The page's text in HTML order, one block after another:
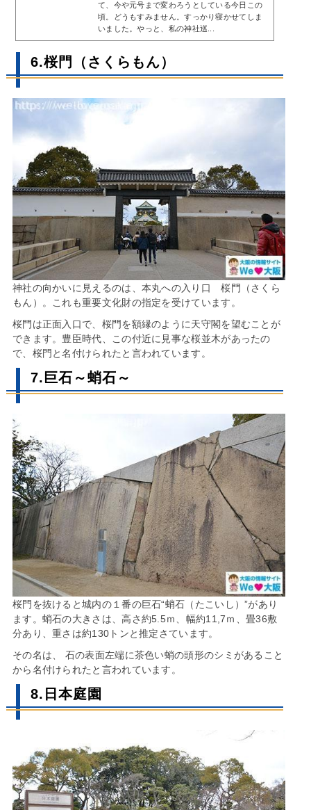
て、今や元号まで変わろうとしている今日この
頃。どうもすみません。すっかり寝かせてしま
いました。やっと、私の神社巡...
6.桜門（さくらもん）
神社の向かいに見えるのは、本丸への入り口 桜門（さくら
もん）。これも重要文化財の指定を受けています。
桜門は正面入口で、桜門を額縁のように天守閣を望むことが
できます。豊臣時代、この付近に見事な桜並木があったの
で、桜門と名付けられたと言われています。
7.巨石～蛸石～
桜門を抜けると城内の１番の巨石“蛸石（たこいし）”があり
ます。蛸石の大きさは、高さ約5.5ｍ、幅約11,7ｍ、畳36敷
分あり、重さは約130トンと推定さています。
その名は、 石の表面左端に茶色い蛸の頭形のシミがあること
から名付けられたと言われています。
8.日本庭園